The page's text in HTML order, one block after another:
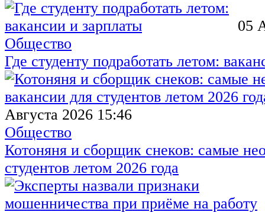
05
Общество
Где студенту подработать летом:
Августа 2026 15:46
Общество
Котоняня и сборщик снеков: самые
студентов летом 2026 года